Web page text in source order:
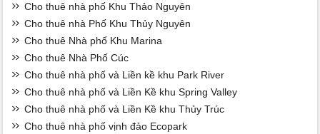
Cho thuê nhà phố Khu Thảo Nguyên
Cho thuê nhà Phố Khu Thủy Nguyên
Cho thuê Nhà phố Khu Marina
Cho thuê Nhà Phố Cúc
Cho thuê nhà phố và Liền kề khu Park River
Cho thuê nhà phố và Liền Kề khu Spring Valley
Cho thuê nhà phố và Liền Kề khu Thủy Trúc
Cho thuê nhà phố vịnh đảo Ecopark